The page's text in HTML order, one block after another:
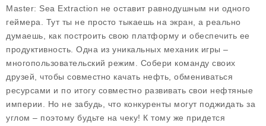
Master: Sea Extraction не оставит равнодушным ни одного
геймера. Тут ты не просто тыкаешь на экран, а реально
думаешь, как построить свою платформу и обеспечить ее
продуктивность. Одна из уникальных механик игры –
многопользовательский режим . Собери команду своих
друзей, чтобы совместно качать нефть, обмениваться
ресурсами и по итогу совместно развивать свои нефтяные
империи. Но не забудь, что конкуренты могут поджидать за
углом – поэтому будьте на чеку! К тому же придется